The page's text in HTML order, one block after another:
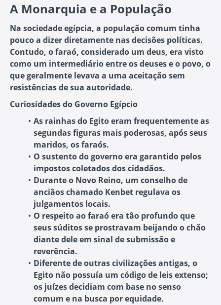
A Monarquia e a População
Na sociedade egípcia, a população comum tinha
pouco a dizer diretamente nas decisões políticas.
Contudo, o faraó, considerado um deus, era visto
como um intermediário entre os deuses e o povo, o
que geralmente levava a uma aceitação sem
resistências de sua autoridade.
Curiosidades do Governo Egípcio
As rainhas do Egito eram frequentemente as
segundas figuras mais poderosas, após seus
maridos, os faraós.
O sustento do governo era garantido pelos
impostos coletados dos cidadãos.
Durante o Novo Reino, um conselho de
anciãos chamado Kenbet regulava os
julgamentos locais.
O respeito ao faraó era tão profundo que
seus súditos se prostravam beijando o chão
diante dele em sinal de submissão e
reverência.
Diferente de outras civilizações antigas, o
Egito não possuía um código de leis extenso;
os juízes decidiam com base no senso
comum e na busca por equidade.